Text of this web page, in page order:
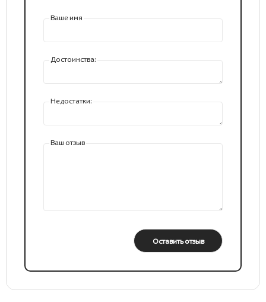
Ваше имя
Достоинства:
Недостатки:
Ваш отзыв
Оставить отзыв